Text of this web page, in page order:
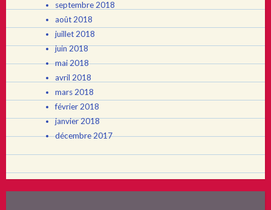
septembre 2018
août 2018
juillet 2018
juin 2018
mai 2018
avril 2018
mars 2018
février 2018
janvier 2018
décembre 2017